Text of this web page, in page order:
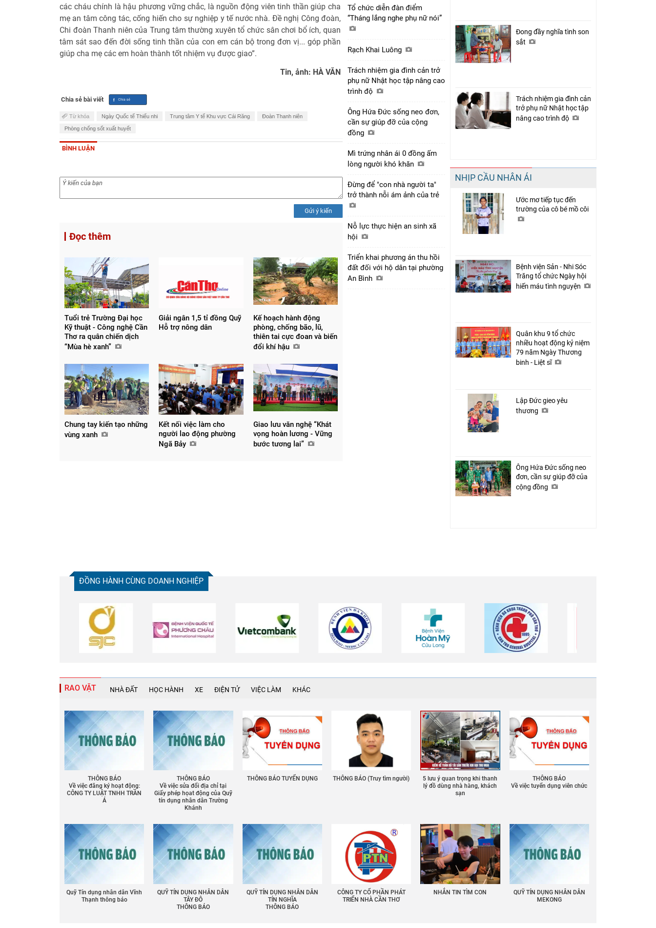
các cháu chính là hậu phương vững chắc, là nguồn động viên tinh thần giúp cha
mẹ an tâm công tác, cống hiến cho sự nghiệp y tế nước nhà. Đề nghị Công đoàn,
Chi đoàn Thanh niên của Trung tâm thường xuyên tổ chức sân chơi bổ ích, quan
tâm sát sao đến đời sống tinh thần của con em cán bộ trong đơn vị... góp phần
giúp cha mẹ các em hoàn thành tốt nhiệm vụ được giao”.
Tin, ảnh: HÀ VĂN
Chia sẻ bài viết
Chia sẻ
Từ khóa Ngày Quốc tế Thiếu nhi Trung tâm Y tế Khu vực Cái Răng Đoàn Thanh niên
Phòng chống sốt xuất huyết
BÌNH LUẬN
Gửi ý kiến
Đọc thêm
Tuổi trẻ Trường Đại học
Kỹ thuật - Công nghệ Cần
Thơ ra quân chiến dịch
“Mùa hè xanh”
Giải ngân 1,5 tỉ đồng Quỹ
Hỗ trợ nông dân
Kế hoạch hành động
phòng, chống bão, lũ,
thiên tai cực đoan và biến
đổi khí hậu
Chung tay kiến tạo những
vùng xanh
Kết nối việc làm cho
người lao động phường
Ngã Bảy
Giao lưu văn nghệ “Khát
vọng hoàn lương - Vững
bước tương lai”
Tổ chức diễn đàn điểm
“Tháng lắng nghe phụ nữ nói”
Rạch Khai Luông
Trách nhiệm gia đình cản trở
phụ nữ Nhật học tập nâng cao
trình độ
Ông Hứa Đức sống neo đơn,
cần sự giúp đỡ của cộng
đồng
Mì trứng nhân ái 0 đồng ấm
lòng người khó khăn
Đừng để "con nhà người ta"
trở thành nỗi ám ảnh của trẻ
Nỗ lực thực hiện an sinh xã
hội
Triển khai phương án thu hồi
đất đối với hộ dân tại phường
An Bình
Đong đầy nghĩa tình son
sắt
Trách nhiệm gia đình cản
trở phụ nữ Nhật học tập
nâng cao trình độ
NHỊP CẦU NHÂN ÁI
Ước mơ tiếp tục đến
trường của cô bé mồ côi
Bệnh viện Sản - Nhi Sóc
Trăng tổ chức Ngày hội
hiến máu tình nguyện
Quân khu 9 tổ chức
nhiều hoạt động kỷ niệm
79 năm Ngày Thương
binh - Liệt sĩ
Lập Đức gieo yêu
thương
Ông Hứa Đức sống neo
đơn, cần sự giúp đỡ của
cộng đồng
ĐỒNG HÀNH CÙNG DOANH NGHIỆP
RAO VẶT NHÀ ĐẤT HỌC HÀNH XE ĐIỆN TỬ VIỆC LÀM KHÁC
THÔNG BÁO
Về việc đăng ký hoạt động:
CÔNG TY LUẬT TNHH TRẦN
Á
THÔNG BÁO
Về việc sửa đổi địa chỉ tại
Giấy phép họat động của Quỹ
tín dụng nhân dân Trường
Khánh
THÔNG BÁO TUYỂN DỤNG THÔNG BÁO (Truy tìm người)
5 lưu ý quan trọng khi thanh
lý đồ dùng nhà hàng, khách
sạn
THÔNG BÁO
Về việc tuyển dụng viên chức
Quỹ Tín dụng nhân dân Vĩnh
Thạnh thông báo
QUỸ TÍN DỤNG NHÂN DÂN
TÂY ĐÔ
THÔNG BÁO
QUỸ TÍN DỤNG NHÂN DÂN
TÍN NGHĨA
THÔNG BÁO
CÔNG TY CỔ PHẦN PHÁT
TRIỂN NHÀ CẦN THƠ
NHẮN TIN TÌM CON
QUỸ TÍN DỤNG NHÂN DÂN
MEKONG